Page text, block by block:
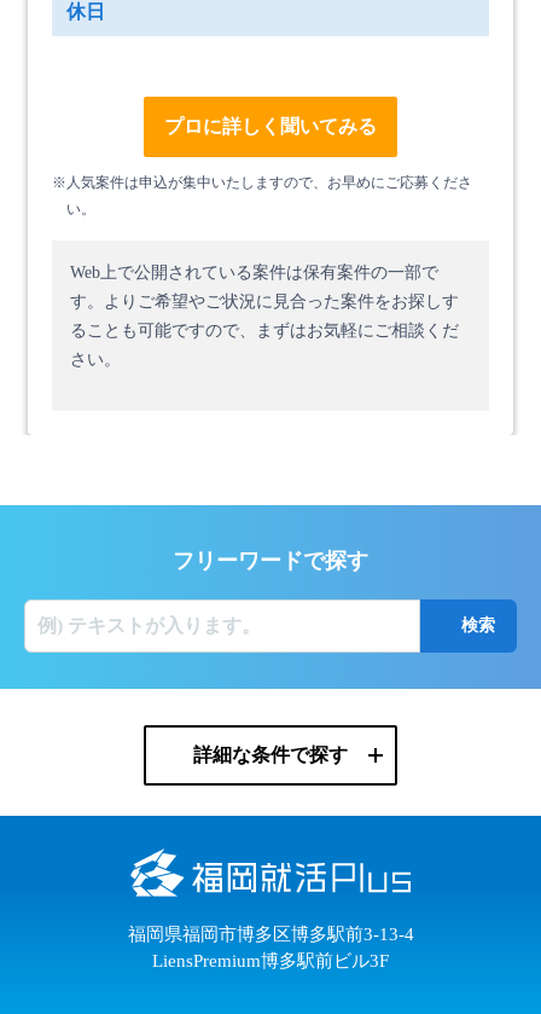
休日
プロに詳しく聞いてみる
※人気案件は申込が集中いたしますので、お早めにご応募くださ
い。
Web上で公開されている案件は保有案件の一部で
す。 よりご希望やご状況に見合った案件をお探しす
ることも可能ですので、まずはお気軽にご相談くだ
さい。
フリーワードで探す
詳細な条件で探す
福岡県福岡市博多区博多駅前3-13-4
LiensPremium博多駅前ビル3F